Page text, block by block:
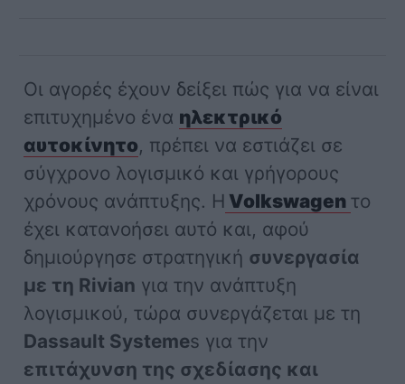
Οι αγορές έχουν δείξει πώς για να είναι
επιτυχημένο ένα ηλεκτρικό
αυτοκίνητο, πρέπει να εστιάζει σε
σύγχρονο λογισμικό και γρήγορους
χρόνους ανάπτυξης. Η Volkswagen το
έχει κατανοήσει αυτό και, αφού
δημιούργησε στρατηγική συνεργασία
με τη Rivian για την ανάπτυξη
λογισμικού, τώρα συνεργάζεται με τη
Dassault Systemes για την
επιτάχυνση της σχεδίασης και